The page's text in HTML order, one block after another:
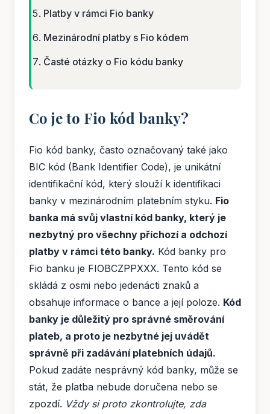
Platby v rámci Fio banky
Mezinárodní platby s Fio kódem
Časté otázky o Fio kódu banky
Co je to Fio kód banky?
Fio kód banky, často označovaný také jako
BIC kód (Bank Identifier Code), je unikátní
identifikační kód, který slouží k identifikaci
banky v mezinárodním platebním styku. Fio
banka má svůj vlastní kód banky, který je
nezbytný pro všechny příchozí a odchozí
platby v rámci této banky. Kód banky pro
Fio banku je FIOBCZPPXXX. Tento kód se
skládá z osmi nebo jedenácti znaků a
obsahuje informace o bance a její poloze. Kód
banky je důležitý pro správné směrování
plateb, a proto je nezbytné jej uvádět
správně při zadávání platebních údajů.
Pokud zadáte nesprávný kód banky, může se
stát, že platba nebude doručena nebo se
zpozdí. Vždy si proto zkontrolujte, zda